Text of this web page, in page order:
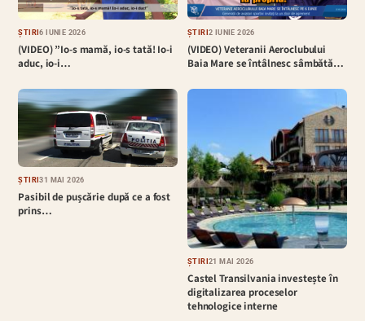
ȘTIRI6 IUNIE 2026
(VIDEO) ”Io-s mamă, io-s tată! Io-i
aduc, io-i…
ȘTIRI2 IUNIE 2026
(VIDEO) Veteranii Aeroclubului
Baia Mare se întâlnesc sâmbătă…
ȘTIRI31 MAI 2026
Pasibil de pușcărie după ce a fost
prins…
ȘTIRI21 MAI 2026
Castel Transilvania investește în
digitalizarea proceselor
tehnologice interne